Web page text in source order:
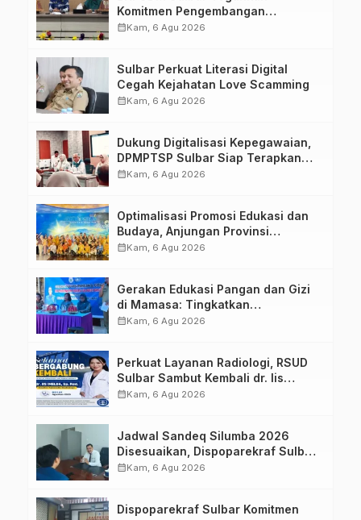
Komitmen Pengembangan
Kompetensi ASN melalui
calendar_monthKam, 6 Agu 2026
Sulbar Perkuat Literasi Digital
Cegah Kejahatan Love Scamming
calendar_monthKam, 6 Agu 2026
Dukung Digitalisasi Kepegawaian,
DPMPTSP Sulbar Siap Terapkan
Aplikasi FLEKSI ASN
calendar_monthKam, 6 Agu 2026
Optimalisasi Promosi Edukasi dan
Budaya, Anjungan Provinsi
Sulawesi Barat Perkuat Kolaborasi
calendar_monthKam, 6 Agu 2026
Gerakan Edukasi Pangan dan Gizi
di Mamasa: Tingkatkan
Pengetahuan dan Keterampilan
calendar_monthKam, 6 Agu 2026
Perkuat Layanan Radiologi, RSUD
Sulbar Sambut Kembali dr. Iis
Imelda, Sp.Rad
calendar_monthKam, 6 Agu 2026
Jadwal Sandeq Silumba 2026
Disesuaikan, Dispoparekraf Sulbar
Pastikan Persiapan Tetap
calendar_monthKam, 6 Agu 2026
Dispoparekraf Sulbar Komitmen